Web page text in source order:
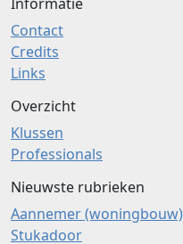
Contact
Credits
Links
Overzicht
Klussen
Professionals
Nieuwste rubrieken
Aannemer (woningbouw)
Stukadoor